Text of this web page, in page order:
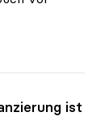
ist